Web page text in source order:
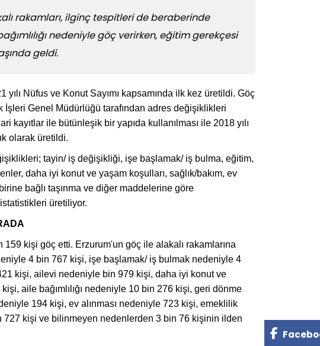
rakamları, ilginç tespitleri de beraberinde
nedeniyle göç verirken, eğitim gerekçesi
geldi.
Nüfus ve Konut Sayımı kapsamında ilk kez üretildi. Göç
İşleri Genel Müdürlüğü tarafından adres değişiklikleri
kayıtlar ile bütünleşik bir yapıda kullanılması ile 2018 yılı
olarak üretildi.
tayin/ iş değişikliği, işe başlamak/ iş bulma, eğitim,
daha iyi konut ve yaşam koşulları, sağlık/bakım, ev
bağlı taşınma ve diğer maddelerine göre
üretiliyor.
kişi göç etti. Erzurum'un göç ile alakalı rakamlarına
4 bin 767 kişi, işe başlamak/ iş bulmak nedeniyle 4
kişi, ailevi nedeniyle bin 979 kişi, daha iyi konut ve
aile bağımlılığı nedeniyle 10 bin 276 kişi, geri dönme
194 kişi, ev alınması nedeniyle 723 kişi, emeklilik
kişi ve bilinmeyen nedenlerden 3 bin 76 kişinin ilden